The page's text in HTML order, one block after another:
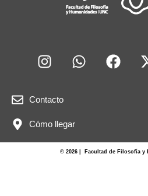
Contacto
Cómo llegar
© 2026 | Facultad de Filosofía y